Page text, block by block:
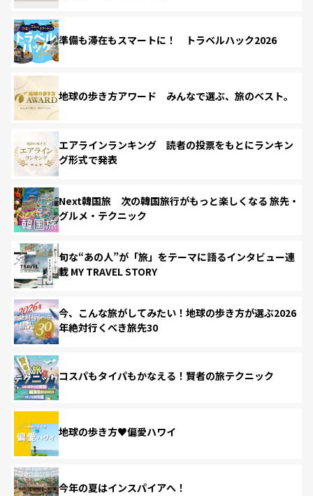
準備も滞在もスマートに！ トラベルハック2026
地球の歩き方アワード みんなで選ぶ、旅のベスト。
エアラインランキング 読者の投票をもとにランキン
グ形式で発表
Next韓国旅 次の韓国旅行がもっと楽しくなる 旅先・
グルメ・テクニック
旬な“あの人”が「旅」をテーマに語るインタビュー連
載 MY TRAVEL STORY
今、こんな旅がしてみたい！地球の歩き方が選ぶ2026
年絶対行くべき旅先30
コスパもタイパもかなえる！賢者の旅テクニック
地球の歩き方♥偏愛ハワイ
今年の夏はインスパイアへ！